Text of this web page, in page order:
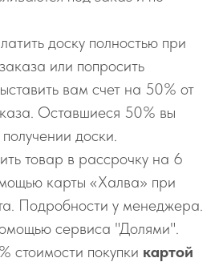
доску полностью при
или попросить
вам счет на 50% от
Оставшиеся 50% вы
доски.
товар в рассрочку на 6
карты «Халва» при
Подробности у менеджера.
сервиса "Долями".
стоимости покупки картой